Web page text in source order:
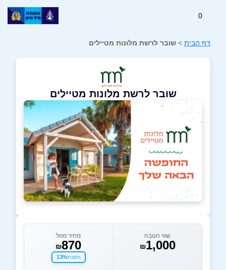
0
דף הבית > שובר לרשת מלונות מטיילים
שובר לרשת מלונות מטיילים
שווי הטבה
₪1,000
מחיר מוזל
₪870
חסכת13%